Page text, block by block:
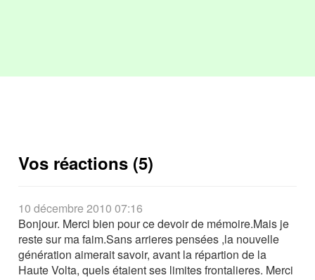
Vos réactions (5)
10 décembre 2010 07:16
Bonjour. Merci bien pour ce devoir de mémoire.Mais je
reste sur ma faim.Sans arrieres pensées ,la nouvelle
génération aimerait savoir, avant la répartion de la
Haute Volta, quels étaient ses limites frontalieres. Merci